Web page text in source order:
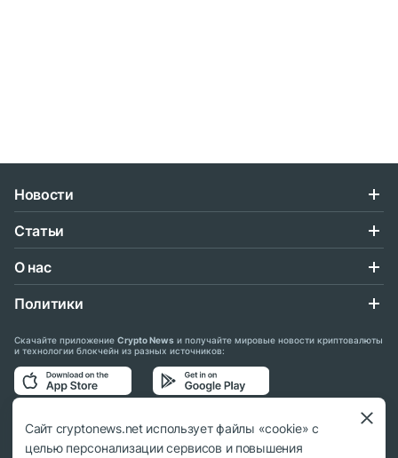
Новости
Статьи
О нас
Политики
Скачайте приложение Crypto News и получайте мировые новости криптовалюты
и технологии блокчейн из разных источников:
Подписывайтесь на нас в социальных сетях:
Сайт cryptonews.net использует файлы «cookie» с
целью персонализации сервисов и повышения